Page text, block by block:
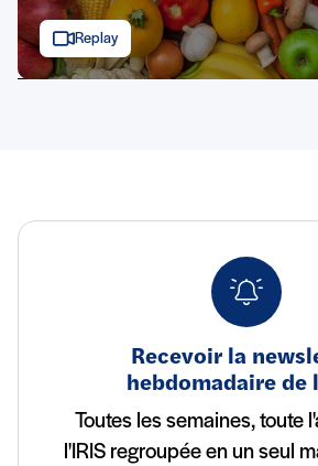
Replay
Recevoir la
hebdomadaire de
Toutes les semaines, toute
l'IRIS regroupée en un seul